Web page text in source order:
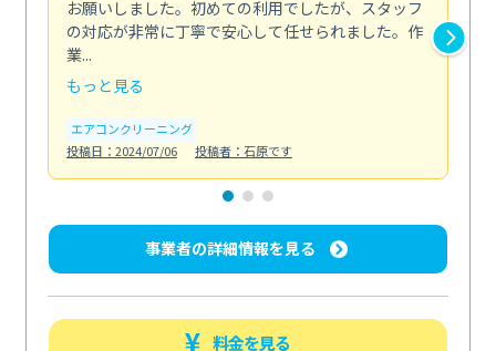
お願いしました。初めての利用でしたが、スタッフ
の対応が非常に丁寧で安心して任せられました。作
業...
もっと見る
エアコンクリーニング
投稿日：2024/07/06
投稿者：石原です
事業者の詳細情報を見る
料金を見る